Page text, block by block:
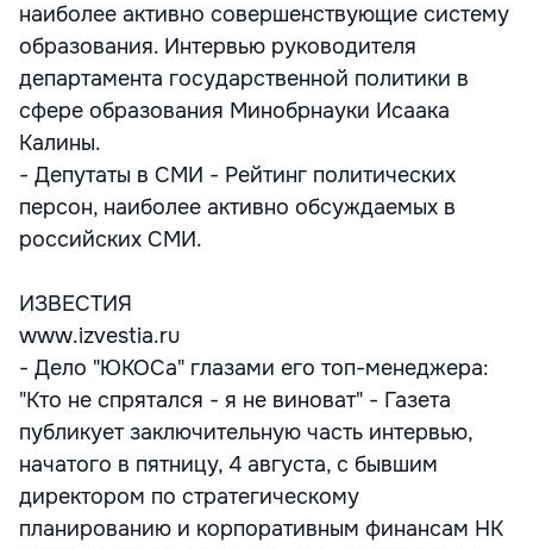
наиболее активно совершенствующие систему
образования. Интервью руководителя
департамента государственной политики в
сфере образования Минобрнауки Исаака
Калины.
- Депутаты в СМИ - Рейтинг политических
персон, наиболее активно обсуждаемых в
российских СМИ.
ИЗВЕСТИЯ
www.izvestia.ru
- Дело "ЮКОСа" глазами его топ-менеджера:
"Кто не спрятался - я не виноват" - Газета
публикует заключительную часть интервью,
начатого в пятницу, 4 августа, с бывшим
директором по стратегическому
планированию и корпоративным финансам НК